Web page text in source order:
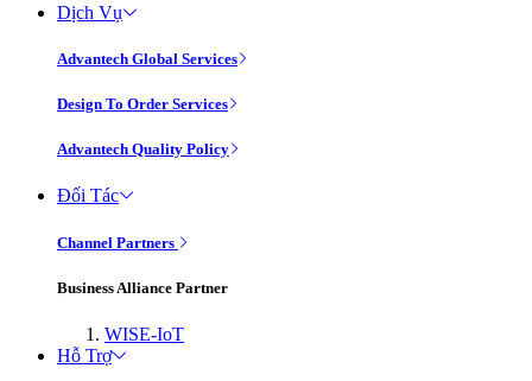
Dịch Vụ
Advantech Global Services
Design To Order Services
Advantech Quality Policy
Đối Tác
Channel Partners
Business Alliance Partner
WISE-IoT
Hỗ Trợ